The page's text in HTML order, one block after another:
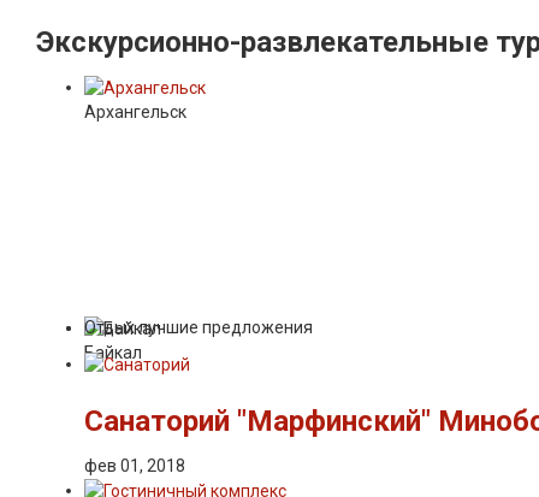
Экскурсионно-развлекательные
Архангельск
Байкал
Отдых лучшие предложения
Санаторий "Марфинский"
фев 01, 2018